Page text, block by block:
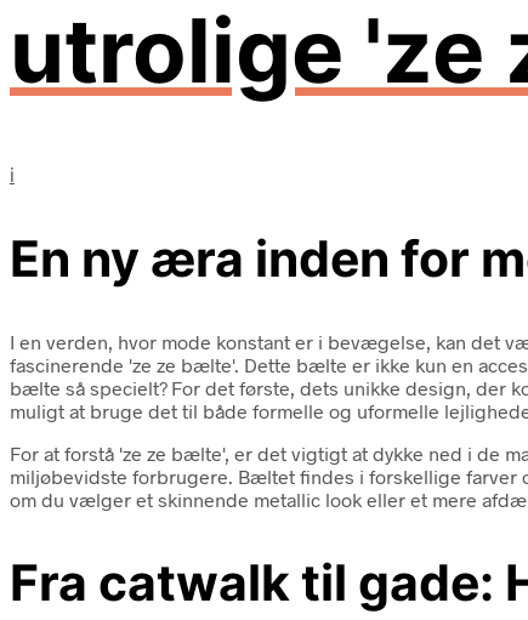
utrolige 'ze
i
En ny æra inden for
I en verden, hvor mode konstant er i bevægelse, kan det
fascinerende 'ze ze bælte'. Dette bælte er ikke kun en
bælte så specielt? For det første, dets unikke design, der
muligt at bruge det til både formelle og uformelle
For at forstå 'ze ze bælte', er det vigtigt at dykke ned i de
miljøbevidste forbrugere. Bæltet findes i forskellige farver
om du vælger et skinnende metallic look eller et mere
Fra catwalk til gade: